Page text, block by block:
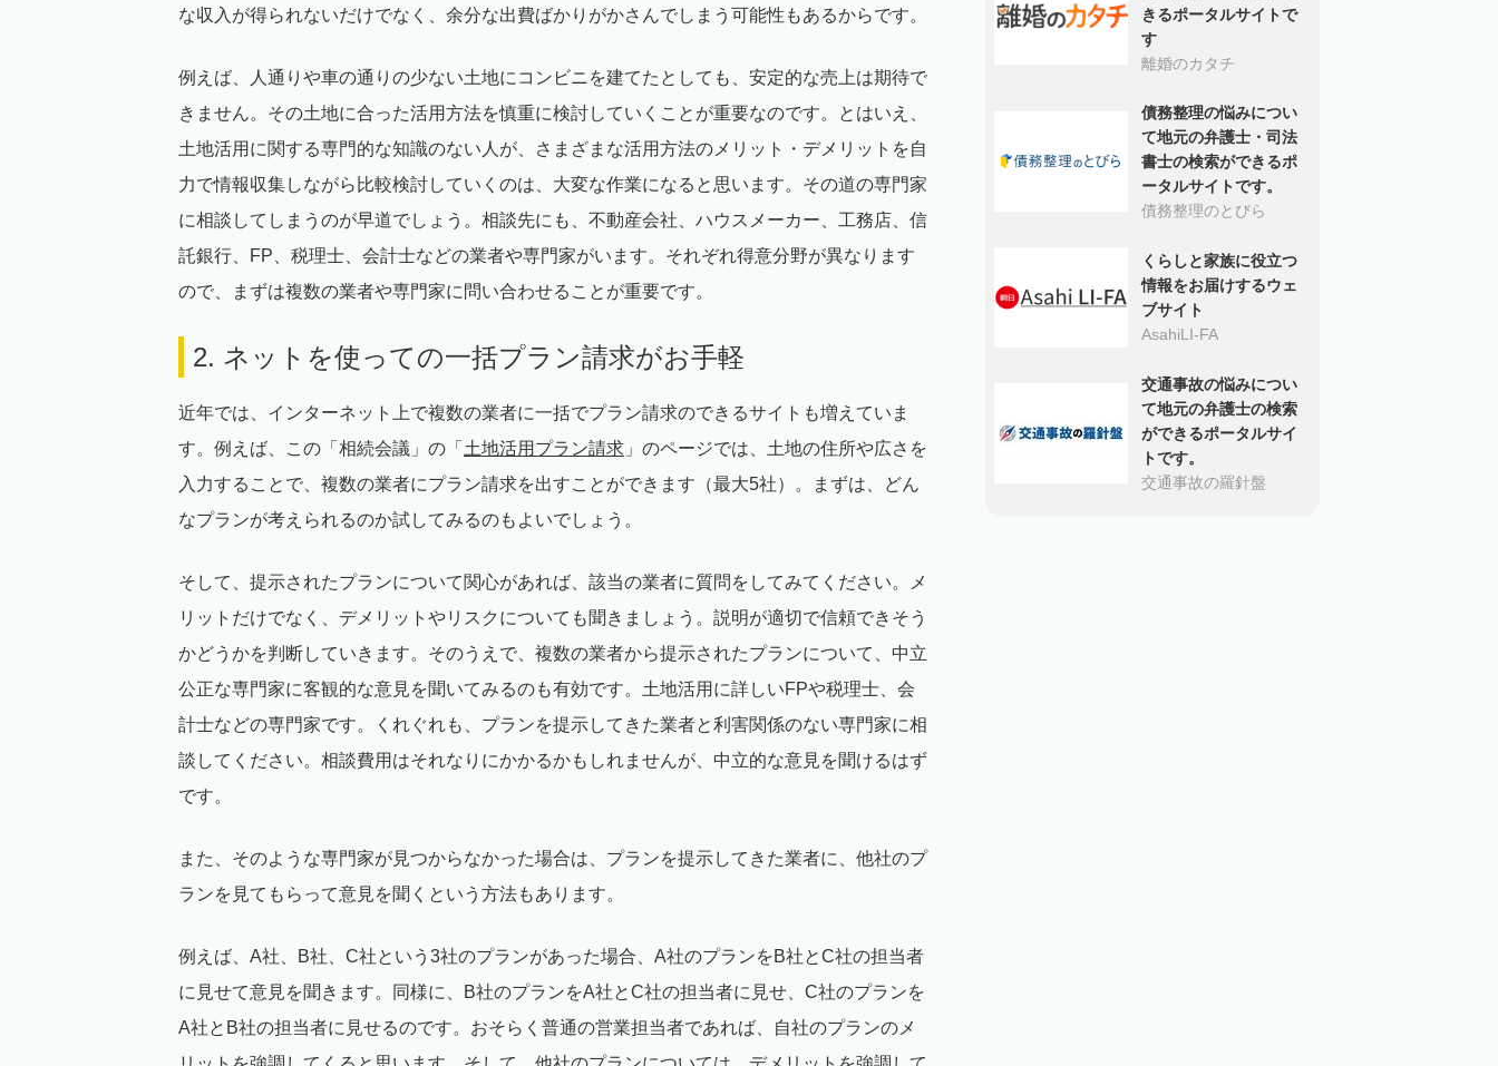
な収入が得られないだけでなく、余分な出費ばかりがかさんでしまう可能性もあるからです。
例えば、人通りや車の通りの少ない土地にコンビニを建てたとしても、安定的な売上は期待で
きません。その土地に合った活用方法を慎重に検討していくことが重要なのです。とはいえ、
土地活用に関する専門的な知識のない人が、さまざまな活用方法のメリット・デメリットを自
力で情報収集しながら比較検討していくのは、大変な作業になると思います。その道の専門家
に相談してしまうのが早道でしょう。相談先にも、不動産会社、ハウスメーカー、工務店、信
託銀行、FP、税理士、会計士などの業者や専門家がいます。それぞれ得意分野が異なります
ので、まずは複数の業者や専門家に問い合わせることが重要です。
2. ネットを使っての一括プラン請求がお手軽
近年では、インターネット上で複数の業者に一括でプラン請求のできるサイトも増えていま
す。例えば、この「相続会議」の「 土地活用プラン請求 」のページでは、土地の住所や広さを
入力することで、複数の業者にプラン請求を出すことができます（最大5社）。まずは、どん
なプランが考えられるのか試してみるのもよいでしょう。
そして、提示されたプランについて関心があれば、該当の業者に質問をしてみてください。メ
リットだけでなく、デメリットやリスクについても聞きましょう。説明が適切で信頼できそう
かどうかを判断していきます。そのうえで、複数の業者から提示されたプランについて、中立
公正な専門家に客観的な意見を聞いてみるのも有効です。土地活用に詳しいFPや税理士、会
計士などの専門家です。くれぐれも、プランを提示してきた業者と利害関係のない専門家に相
談してください。相談費用はそれなりにかかるかもしれませんが、中立的な意見を聞けるはず
です。
また、そのような専門家が見つからなかった場合は、プランを提示してきた業者に、他社のプ
ランを見てもらって意見を聞くという方法もあります。
例えば、A社、B社、C社という3社のプランがあった場合、A社のプランをB社とC社の担当者
に見せて意見を聞きます。同様に、B社のプランをA社とC社の担当者に見せ、C社のプランを
A社とB社の担当者に見せるのです。おそらく普通の営業担当者であれば、自社のプランのメ
きるポータルサイトで
す
離婚のカタチ
債務整理の悩みについ
て地元の弁護士・司法
書士の検索ができるポ
ータルサイトです。
債務整理のとびら
くらしと家族に役立つ
情報をお届けするウェ
ブサイト
AsahiLI-FA
交通事故の悩みについ
て地元の弁護士の検索
ができるポータルサイ
トです。
交通事故の羅針盤